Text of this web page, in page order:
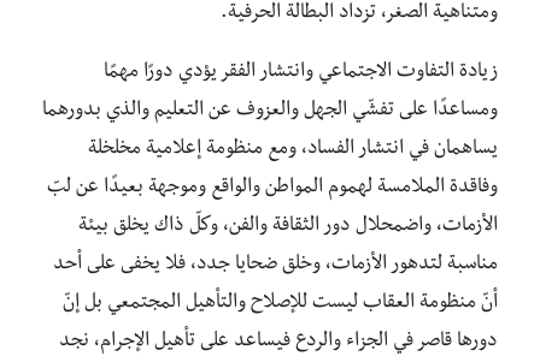
ومتناهية الصغر، تزداد البطالة الحرفية.
زيادة التفاوت الاجتماعي وانتشار الفقر يؤدي دورًا مهمًا
ومساعدًا على تفشّي الجهل والعزوف عن التعليم والذي بدورهما
يساهمان في انتشار الفساد، ومع منظومة إعلامية مخلخلة
وفاقدة الملامسة لهموم المواطن والواقع وموجهة بعيدًا عن لبّ
الأزمات، واضمحلال دور الثقافة والفن، وكلّ ذاك يخلق بيئة
مناسبة لتدهور الأزمات، وخلق ضحايا جدد، فلا يخفى على أحد
أنّ منظومة العقاب ليست للإصلاح والتأهيل المجتمعي بل إنّ
دورها قاصر في الجزاء والردع فيساعد على تأهيل الإجرام، نجد